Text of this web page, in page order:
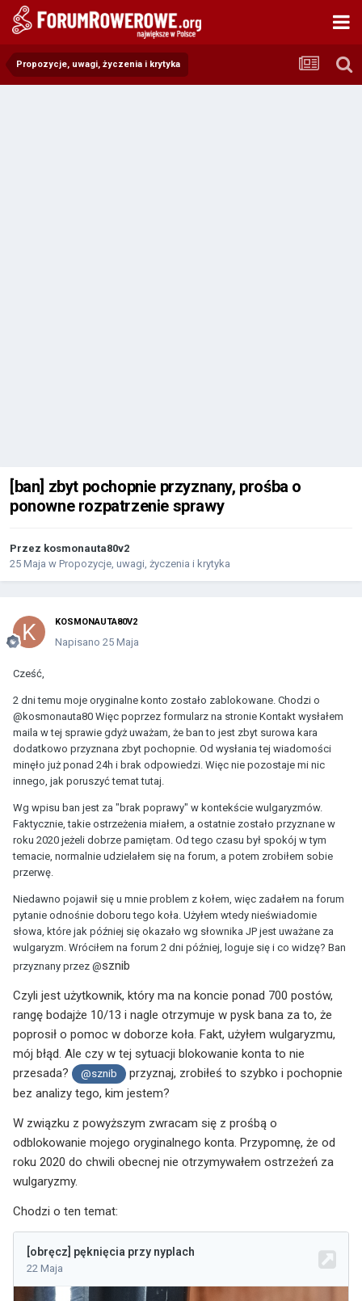
Propozycje, uwagi, życzenia i krytyka
[ban] zbyt pochopnie przyznany, prośba o
ponowne rozpatrzenie sprawy
Przez kosmonauta80v2
25 Maja w Propozycje, uwagi, życzenia i krytyka
KOSMONAUTA80V2
Napisano 25 Maja
Cześć,
2 dni temu moje oryginalne konto zostało zablokowane. Chodzi o
@kosmonauta80 Więc poprzez formularz na stronie Kontakt wysłałem
maila w tej sprawie gdyż uważam, że ban to jest zbyt surowa kara
dodatkowo przyznana zbyt pochopnie. Od wysłania tej wiadomości
minęło już ponad 24h i brak odpowiedzi. Więc nie pozostaje mi nic
innego, jak poruszyć temat tutaj.
Wg wpisu ban jest za "brak poprawy" w kontekście wulgaryzmów.
Faktycznie, takie ostrzeżenia miałem, a ostatnie zostało przyznane w
roku 2020 jeżeli dobrze pamiętam. Od tego czasu był spokój w tym
temacie, normalnie udzielałem się na forum, a potem zrobiłem sobie
przerwę.
Niedawno pojawił się u mnie problem z kołem, więc zadałem na forum
pytanie odnośnie doboru tego koła. Użyłem wtedy nieświadomie
słowa, które jak później się okazało wg słownika JP jest uważane za
wulgaryzm. Wróciłem na forum 2 dni później, loguje się i co widzę? Ban
przyznany przez @sznib
Czyli jest użytkownik, który ma na koncie ponad 700 postów,
rangę bodajże 10/13 i nagle otrzymuje w pysk bana za to, że
poprosił o pomoc w doborze koła. Fakt, użyłem wulgaryzmu,
mój błąd. Ale czy w tej sytuacji blokowanie konta to nie
przesada?
@sznib
przyznaj, zrobiłeś to szybko i pochopnie
bez analizy tego, kim jestem?
W związku z powyższym zwracam się z prośbą o
odblokowanie mojego oryginalnego konta. Przypomnę, że od
roku 2020 do chwili obecnej nie otrzymywałem ostrzeżeń za
wulgaryzmy.
Chodzi o ten temat: